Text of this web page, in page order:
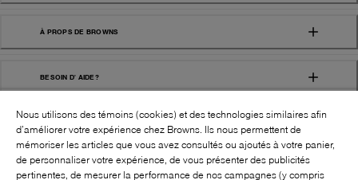
À PROPS DE BROWNS
BESOIN D' AIDE?
Nous utilisons des témoins (cookies) et des technologies similaires afin
d’améliorer votre expérience chez Browns. Ils nous permettent de
mémoriser les articles que vous avez consultés ou ajoutés à votre panier,
de personnaliser votre expérience, de vous présenter des publicités
pertinentes, de mesurer la performance de nos campagnes (y compris